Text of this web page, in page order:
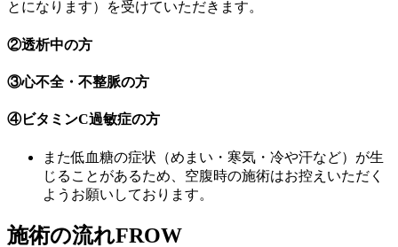
とになります）を受けていただきます。
②透析中の方
③心不全・不整脈の方
④ビタミンC過敏症の方
また低血糖の症状（めまい・寒気・冷や汗など）が生
じることがあるため、空腹時の施術はお控えいただく
ようお願いしております。
施術の流れFROW